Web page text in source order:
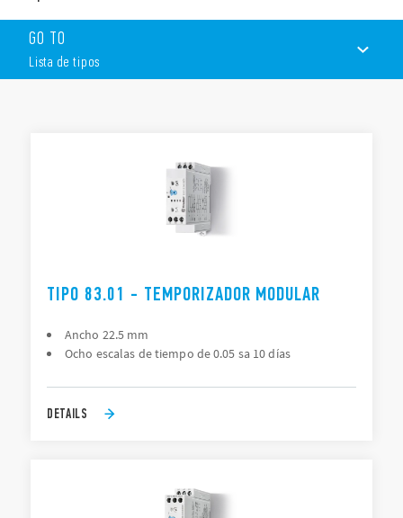
Las características de estos dispositivos son:
Ancho 22.5 mm
Seis escalas de tiempo de 0.1 s a 10 días
Multitensión
GO TO
Lista de tipos
TIPO 83.01 - TEMPORIZADOR MODULAR
Ancho 22.5 mm
Ocho escalas de tiempo de 0.05 sa 10 días
DETAILS